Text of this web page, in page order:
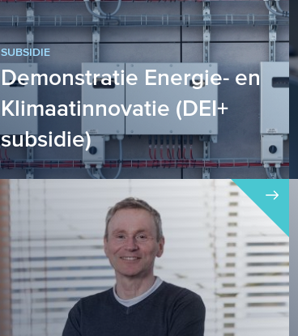
SUBSIDIE
Demonstratie Energie- en
Klimaatinnovatie (DEI+
subsidie)
De Demonstratie energie-innovatie
financiert demonstratieprojecten, die
leiden tot energiebesparing ...